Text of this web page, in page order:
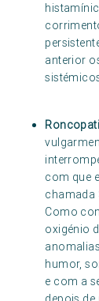
anterior
com que
chamada
Como
oxigénio
humor,
e com a